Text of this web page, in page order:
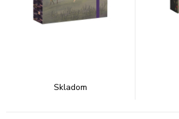
Skladom